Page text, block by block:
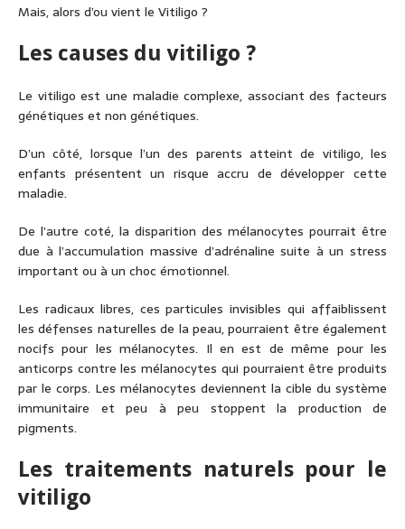
Mais, alors d’ou vient le Vitiligo ?
Les causes du vitiligo ?
Le vitiligo est une maladie complexe, associant des facteurs
génétiques et non génétiques.
D’un côté, lorsque l’un des parents atteint de vitiligo, les
enfants présentent un risque accru de développer cette
maladie.
De l’autre coté, la disparition des mélanocytes pourrait être
due à l’accumulation massive d’adrénaline suite à un stress
important ou à un choc émotionnel.
Les radicaux libres, ces particules invisibles qui affaiblissent
les défenses naturelles de la peau, pourraient être également
nocifs pour les mélanocytes. Il en est de même pour les
anticorps contre les mélanocytes qui pourraient être produits
par le corps. Les mélanocytes deviennent la cible du système
immunitaire et peu à peu stoppent la production de
pigments.
Les traitements naturels pour le
vitiligo